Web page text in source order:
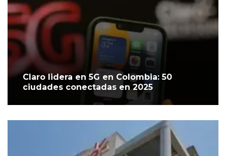
Claro lidera en 5G en Colombia: 50
ciudades conectadas en 2025